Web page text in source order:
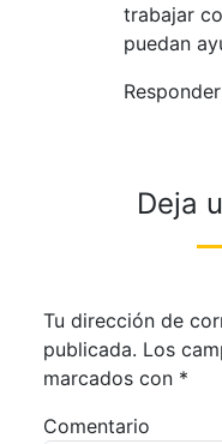
trabajar
puedan
Responder
Deja
Tu dirección de
publicada. Los
marcados con *
Comentario